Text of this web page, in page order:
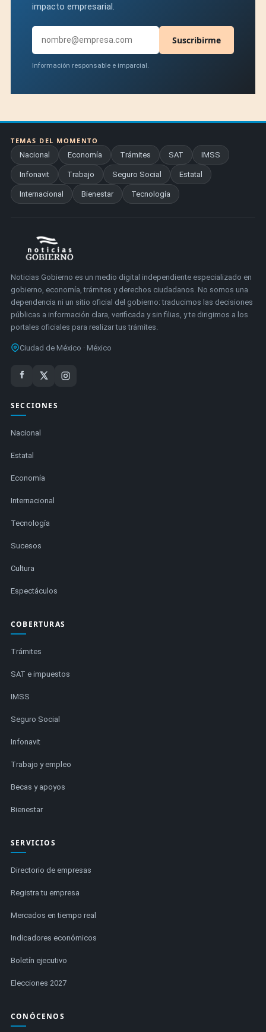
impacto empresarial.
Suscribirme
Información responsable e imparcial.
TEMAS DEL MOMENTO
Nacional
Economía Trámites SAT IMSS
Infonavit Trabajo Seguro Social Estatal
Internacional Bienestar Tecnología
Noticias Gobierno es un medio digital independiente especializado en
gobierno, economía, trámites y derechos ciudadanos. No somos una
dependencia ni un sitio oficial del gobierno: traducimos las decisiones
públicas a información clara, verificada y sin filias, y te dirigimos a los
portales oficiales para realizar tus trámites.
Ciudad de México · México
SECCIONES
Nacional
Estatal
Economía
Internacional
Tecnología
Sucesos
Cultura
Espectáculos
COBERTURAS
Trámites
SAT e impuestos
IMSS
Seguro Social
Infonavit
Trabajo y empleo
Becas y apoyos
Bienestar
SERVICIOS
Directorio de empresas
Registra tu empresa
Mercados en tiempo real
Indicadores económicos
Boletín ejecutivo
Elecciones 2027
CONÓCENOS